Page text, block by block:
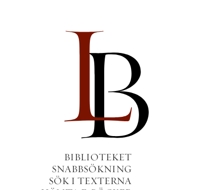
BIBLIOTEKET
SNABBSÖKNING
SÖK I TEXTERNA